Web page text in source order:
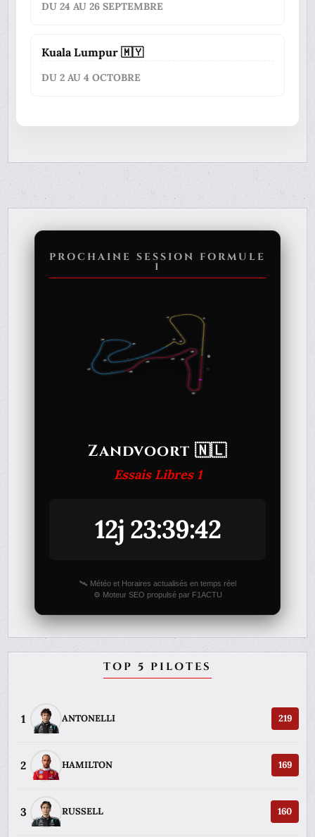
DU 24 AU 26 SEPTEMBRE
Kuala Lumpur 🇲🇾
DU 2 AU 4 OCTOBRE
PROCHAINE SESSION FORMULE
1
Zandvoort 🇳🇱
Essais Libres 1
12j 23:39:42
🛰️ Météo et Horaires actualisés en temps réel
⚙️ Moteur SEO propulsé par F1ACTU
TOP 5 PILOTES
1 ANTONELLI 219
2 HAMILTON 169
3 RUSSELL 160